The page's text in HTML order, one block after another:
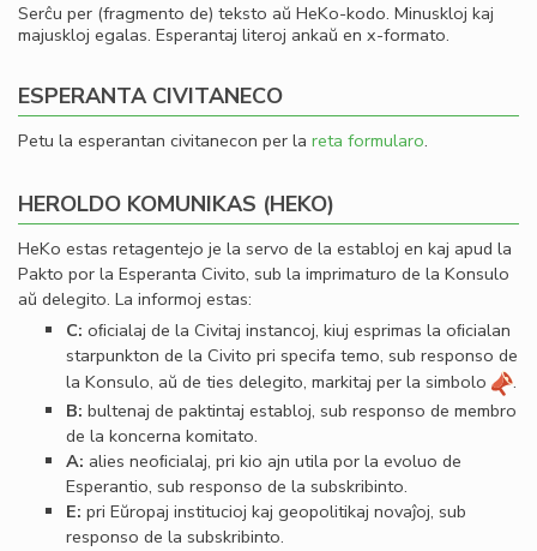
Serĉu per (fragmento de) teksto aŭ HeKo-kodo. Minuskloj kaj
majuskloj egalas. Esperantaj literoj ankaŭ en x-formato.
ESPERANTA CIVITANECO
Petu la esperantan civitanecon per la reta formularo.
HEROLDO KOMUNIKAS (HEKO)
HeKo estas retagentejo je la servo de la establoj en kaj apud la
Pakto por la Esperanta Civito, sub la imprimaturo de la Konsulo
aŭ delegito. La informoj estas:
C: oﬁcialaj de la Civitaj instancoj, kiuj esprimas la oﬁcialan
starpunkton de la Civito pri specifa temo, sub responso de
la Konsulo, aŭ de ties delegito, markitaj per la simbolo
.
B: bultenaj de paktintaj establoj, sub responso de membro
de la koncerna komitato.
A: alies neoﬁcialaj, pri kio ajn utila por la evoluo de
Esperantio, sub responso de la subskribinto.
E: pri Eŭropaj institucioj kaj geopolitikaj novaĵoj, sub
responso de la subskribinto.